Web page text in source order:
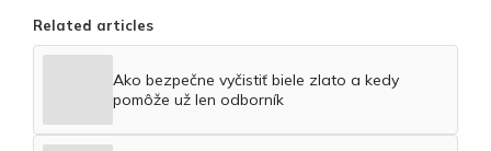
Related articles
Ako bezpečne vyčistiť biele zlato a kedy
pomôže už len odborník